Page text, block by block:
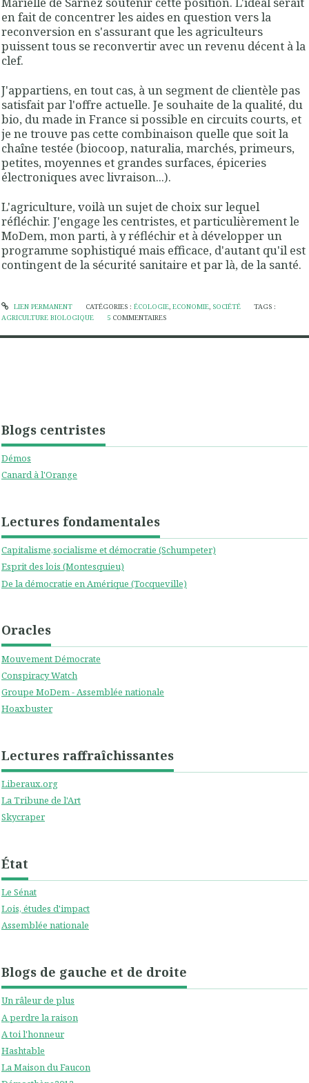
Blogs centristes
Démos
Canard à l'Orange
Lectures fondamentales
Capitalisme,socialisme et démocratie (Schumpeter)
Esprit des lois (Montesquieu)
De la démocratie en Amérique (Tocqueville)
Oracles
Mouvement Démocrate
Conspiracy Watch
Groupe MoDem - Assemblée nationale
Hoaxbuster
Lectures raffraîchissantes
Liberaux.org
La Tribune de l'Art
Skycraper
État
Le Sénat
Lois, études d'impact
Assemblée nationale
Blogs de gauche et de droite
Un râleur de plus
A perdre la raison
A toi l'honneur
Hashtable
La Maison du Faucon
en fait de concentrer les aides en question vers la
reconversion en s'assurant que les agriculteurs
puissent tous se reconvertir avec un revenu décent à la
clef.
J'appartiens, en tout cas, à un segment de clientèle pas
satisfait par l'offre actuelle. Je souhaite de la qualité, du
bio, du made in France si possible en circuits courts, et
je ne trouve pas cette combinaison quelle que soit la
chaîne testée (biocoop, naturalia, marchés, primeurs,
petites, moyennes et grandes surfaces, épiceries
électroniques avec livraison...).
L'agriculture, voilà un sujet de choix sur lequel
réfléchir. J'engage les centristes, et particulièrement le
MoDem, mon parti, à y réfléchir et à développer un
programme sophistiqué mais efficace, d'autant qu'il est
contingent de la sécurité sanitaire et par là, de la santé.
LIEN PERMANENT CATÉGORIES : ÉCOLOGIE, ECONOMIE, SOCIÉTÉ
TAGS :
AGRICULTURE BIOLOGIQUE
5 COMMENTAIRES